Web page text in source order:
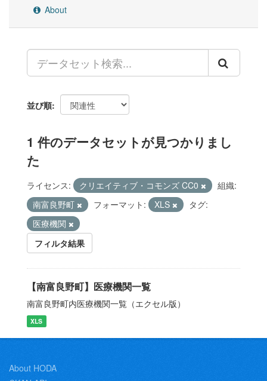
About
並び順
1 件のデータセットが見つかりまし
た
ライセンス: クリエイティブ・コモンズ CC0
組織:
南富良野町
フォーマット: XLS
タグ:
医療機関
フィルタ結果
【南富良野町】医療機関一覧
南富良野町内医療機関一覧（エクセル版）
XLS
About HODA